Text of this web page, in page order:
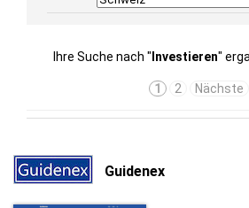
Ihre Suche nach " Investieren"
1 2 Nächste
Guidenex